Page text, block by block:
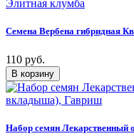
Семена Вербена гибридная
110 руб.
Набор семян Лекарственный